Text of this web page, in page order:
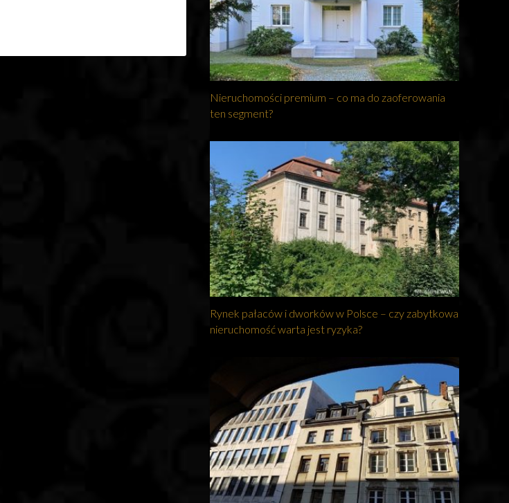
Nieruchomości premium – co ma do zaoferowania
ten segment?
Rynek pałaców i dworków w Polsce – czy zabytkowa
nieruchomość warta jest ryzyka?